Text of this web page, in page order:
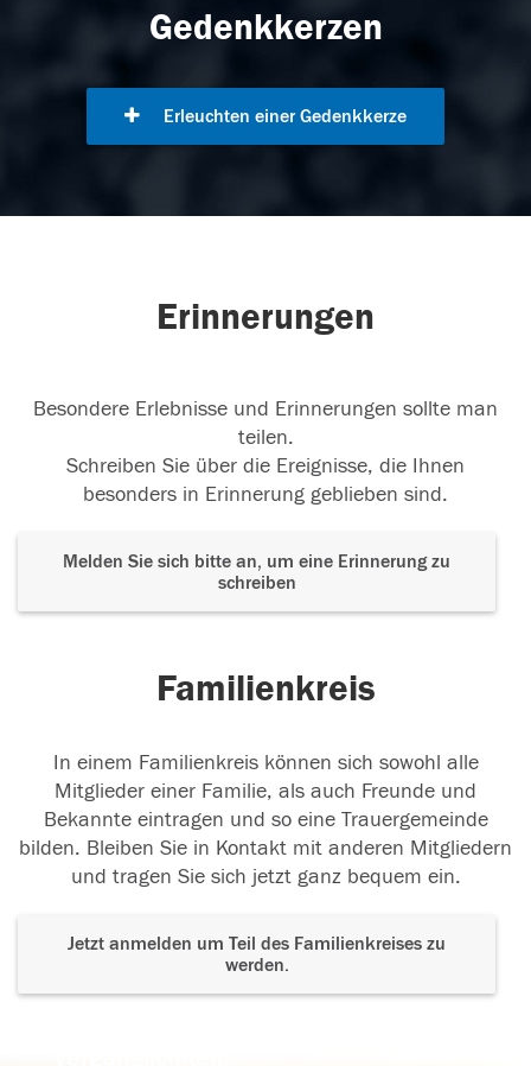
Gedenkkerzen
Erleuchten einer Gedenkkerze
Erinnerungen
Besondere Erlebnisse und Erinnerungen sollte man
teilen.
Schreiben Sie über die Ereignisse, die Ihnen
besonders in Erinnerung geblieben sind.
Melden Sie sich bitte an, um eine Erinnerung zu
schreiben
Familienkreis
In einem Familienkreis können sich sowohl alle
Mitglieder einer Familie, als auch Freunde und
Bekannte eintragen und so eine Trauergemeinde
bilden. Bleiben Sie in Kontakt mit anderen Mitgliedern
und tragen Sie sich jetzt ganz bequem ein.
Jetzt anmelden um Teil des Familienkreises zu
werden.